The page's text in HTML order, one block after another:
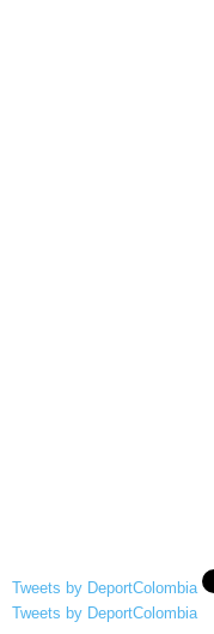
Tweets by DeportColombia
Tweets by DeportColombia